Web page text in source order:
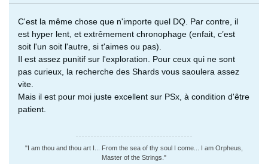
C'est la même chose que n'importe quel DQ. Par contre, il
est hyper lent, et extrêmement chronophage (enfait, c’est
soit l'un soit l'autre, si t'aimes ou pas).
Il est assez punitif sur l'exploration. Pour ceux qui ne sont
pas curieux, la recherche des Shards vous saoulera assez
vite.
Mais il est pour moi juste excellent sur PSx, à condition d'être
patient.
"I am thou and thou art I... From the sea of thy soul I come... I am Orpheus,
Master of the Strings."